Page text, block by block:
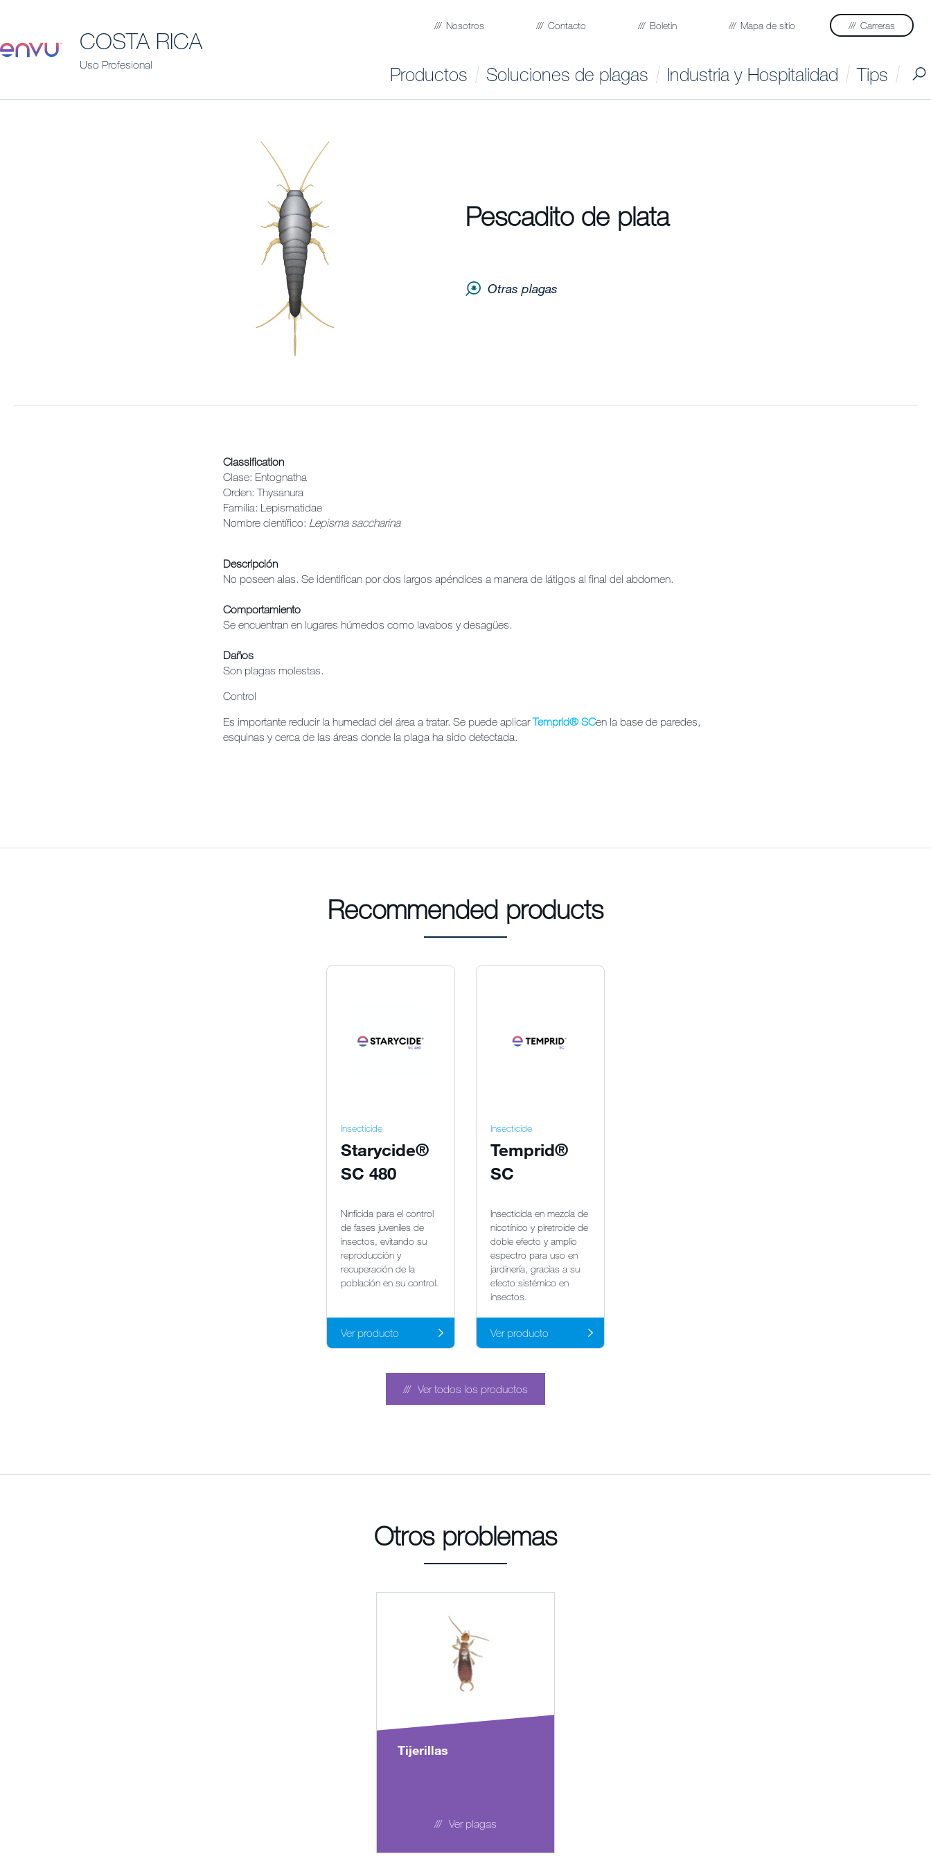
COSTA RICA
Uso Profesional
Nosotros Contacto Boletin Mapa de sitio Carreras
Productos Soluciones de plagas Industria y Hospitalidad Tips
Pescadito de plata
Otras plagas
Classification
Clase: Entognatha
Orden: Thysanura
Familia: Lepismatidae
Nombre científico: Lepisma saccharina
Descripción
No poseen alas. Se identifican por dos largos apéndices a manera de látigos al final del abdomen.
Comportamiento
Se encuentran en lugares húmedos como lavabos y desagües.
Daños
Son plagas molestas.
Control
Es importante reducir la humedad del área a tratar. Se puede aplicarTemprid® SCen la base de paredes,
esquinas y cerca de las áreas donde la plaga ha sido detectada.
Recommended products
Insecticide
Starycide®
SC 480
Ninficida para el control
de fases juveniles de
insectos, evitando su
reproducción y
recuperación de la
población en su control.
Ver producto
Insecticide
Temprid®
SC
Insecticida en mezcla de
nicotínico y piretroide de
doble efecto y amplio
espectro para uso en
jardinería, gracias a su
efecto sistémico en
insectos.
Ver producto
Ver todos los productos
Otros problemas
Tijerillas
Ver plagas